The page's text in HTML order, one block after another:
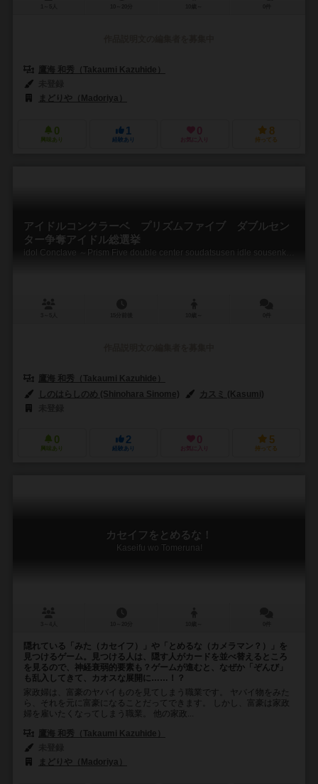
鷹海 和秀（Takaumi Kazuhide）
まどりや（Madoriya）
0
興味あり
1
経験あり
0
お気に入り
8
持ってる
アイドルコンクラーベ プリズムファイブ ダブルセン
ター争奪アイドル総選挙
鷹海 和秀（Takaumi Kazuhide）
しのはらしのめ (Shinohara Sinome)
カスミ (Kasumi)
0
興味あり
2
経験あり
0
お気に入り
5
持ってる
カセイフをとめるな！
Kaseifu wo Tomeruna!
隠れている「みた（カセイフ）」や「とめるな（カメラマン？）」を
見つけるゲーム。見つける人は、隠す人がカードを並べ替えるところ
を見るので、神経衰弱的要素も？ゲームが進むと、なぜか「ぞんび」
も乱入してきて、カオスな展開に……！？
家政婦は、富豪のヤバイものを見てしまう職業です。 ヤバイ物をみた
ら、それを元に富豪になることだってできます。 しかし、富豪は家政
婦を雇いたくなってしまう職業。 他の家政...
鷹海 和秀（Takaumi Kazuhide）
まどりや（Madoriya）